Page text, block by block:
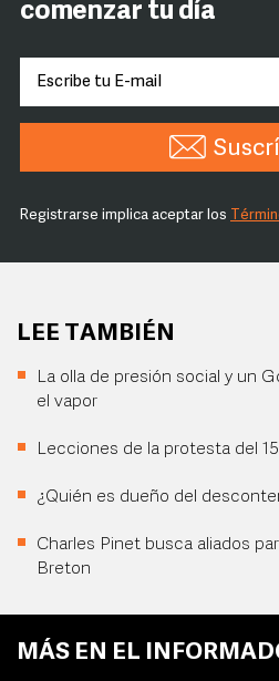
comenzar tu día
Registrarse implica aceptar los
LEE TAMBIÉN
La olla de presión social y un
el vapor
Lecciones de la protesta del
¿Quién es dueño del
Charles Pinet busca aliados
Breton
MÁS EN EL